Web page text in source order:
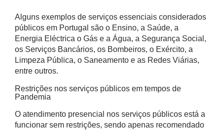
Alguns exemplos de serviços essenciais considerados
públicos em Portugal são o Ensino, a Saúde, a
Energia Eléctrica o Gás e a Água, a Segurança Social,
os Serviços Bancários, os Bombeiros, o Exército, a
Limpeza Pública, o Saneamento e as Redes Viárias,
entre outros.
Restrições nos serviços públicos em tempos de
Pandemia
O atendimento presencial nos serviços públicos está a
funcionar sem restrições, sendo apenas recomendado